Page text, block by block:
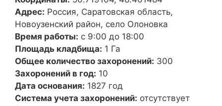
Адрес: Россия, Саратовская область,
Новоузенский район, село Олоновка
Время работы: с 9:00 до 18:00
Площадь кладбища: 1 Га
Общее количество захоронений: 300
Захоронений в год: 10
Дата основания: 1827 год
Система учета захоронений: отсутствует